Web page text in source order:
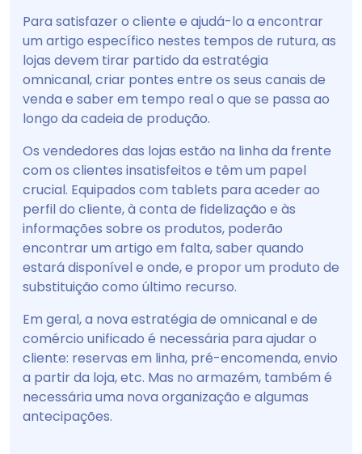
Para satisfazer o cliente e ajudá-lo a encontrar
um artigo específico nestes tempos de rutura, as
lojas devem tirar partido da estratégia
omnicanal, criar pontes entre os seus canais de
venda e saber em tempo real o que se passa ao
longo da cadeia de produção.
Os vendedores das lojas estão na linha da frente
com os clientes insatisfeitos e têm um papel
crucial. Equipados com tablets para aceder ao
perfil do cliente, à conta de fidelização e às
informações sobre os produtos, poderão
encontrar um artigo em falta, saber quando
estará disponível e onde, e propor um produto de
substituição como último recurso.
Em geral, a nova estratégia de omnicanal e de
comércio unificado é necessária para ajudar o
cliente: reservas em linha, pré-encomenda, envio
a partir da loja, etc. Mas no armazém, também é
necessária uma nova organização e algumas
antecipações.